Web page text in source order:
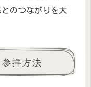
のつながりを大
拝方法